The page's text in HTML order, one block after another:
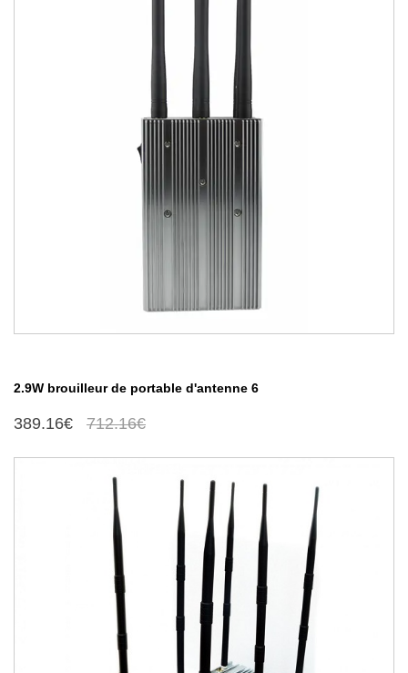
2.9W brouilleur de portable d'antenne 6
389.16€ 712.16€